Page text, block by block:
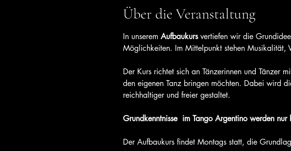
Über die Veranstaltung
In unserem Aufbaukurs vertiefen wir die
Möglichkeiten. Im Mittelpunkt stehen Musikalität,
Der Kurs richtet sich an Tänzerinnen und Tänzer
den eigenen Tanz bringen möchten. Dabei wird
reichhaltiger und freier gestaltet.
Grundkenntnisse  im Tango Argentino werden
Der Aufbaukurs findet Montags statt, die